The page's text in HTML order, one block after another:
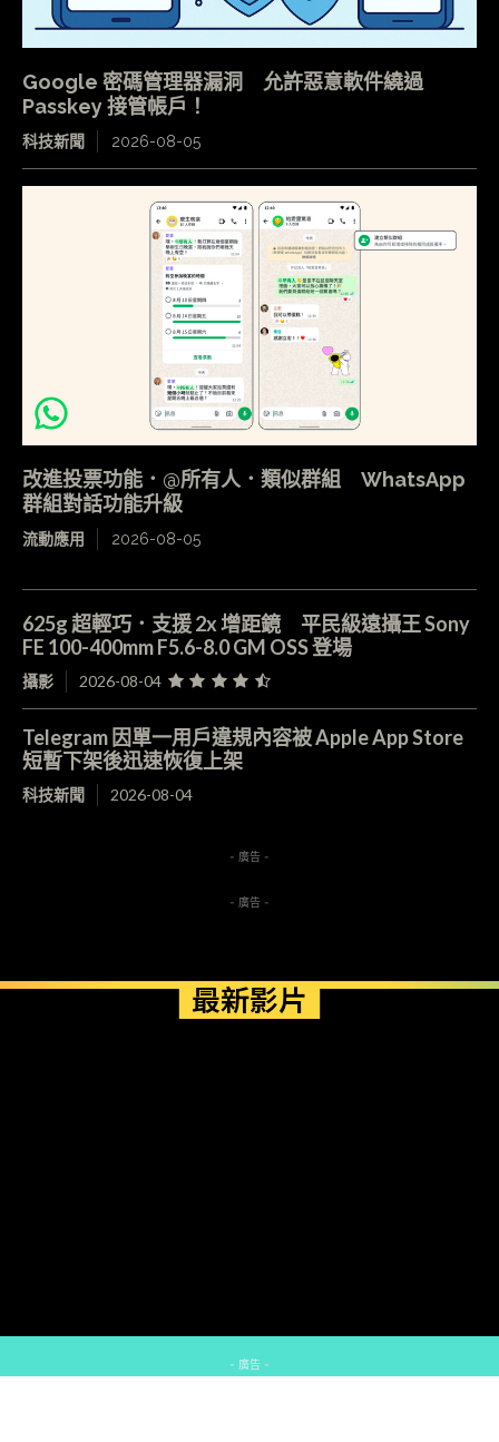
Google 密碼管理器漏洞 允許惡意軟件繞過
Passkey 接管帳戶！
科技新聞 2026-08-05
改進投票功能．@所有人．類似群組 WhatsApp
群組對話功能升級
流動應用 2026-08-05
625g 超輕巧．支援 2x 增距鏡 平民級遠攝王 Sony
FE 100-400mm F5.6-8.0 GM OSS 登場
攝影 2026-08-04
Telegram 因單一用戶違規內容被 Apple App Store
短暫下架後迅速恢復上架
科技新聞 2026-08-04
- 廣告 -
- 廣告 -
最新影片
- 廣告 -